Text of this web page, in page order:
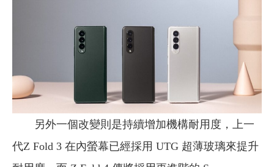
另外一個改變則是持續增加機構耐用度，上一
代Z Fold 3 在內螢幕已經採用 UTG 超薄玻璃來提升